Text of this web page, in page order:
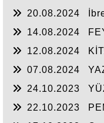
20.08.2024
14.08.2024
12.08.2024
07.08.2024
24.10.2023
22.10.2023